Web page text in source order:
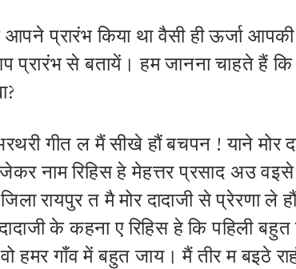
प्रारंभ किया था वैसी ही ऊर्जा
प्रारंभ से बतायें। हम जानना चाहते हैं
गीत ल मैं सीखे हौं बचपन ! याने मोर
नाम रिहिस हे मेहत्तर प्रसाद अउ
रायपुर त मै मोर दादाजी से प्रेरणा ले
के कहना ए रिहिस हे कि पहिली बहुत
हमर गाँव में बहुत जाय। मैं तीर म बइठे